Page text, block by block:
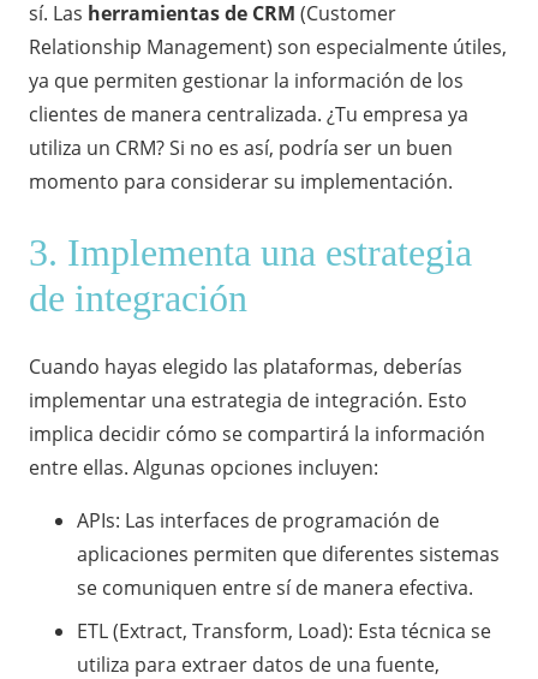
sí. Las herramientas de CRM (Customer
Relationship Management) son especialmente útiles,
ya que permiten gestionar la información de los
clientes de manera centralizada. ¿Tu empresa ya
utiliza un CRM? Si no es así, podría ser un buen
momento para considerar su implementación.
3. Implementa una estrategia
de integración
Cuando hayas elegido las plataformas, deberías
implementar una estrategia de integración. Esto
implica decidir cómo se compartirá la información
entre ellas. Algunas opciones incluyen:
APIs: Las interfaces de programación de
aplicaciones permiten que diferentes sistemas
se comuniquen entre sí de manera efectiva.
ETL (Extract, Transform, Load): Esta técnica se
utiliza para extraer datos de una fuente,